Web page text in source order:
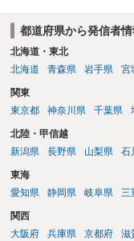
都道府県から発信者
北海道・東北
北海道
青森県 岩手県 宮
関東
東京都
神奈川県 千葉県
北陸・甲信越
新潟県
長野県 山梨県 石
東海
愛知県
静岡県 岐阜県 三
関西
大阪府
兵庫県 京都府 滋